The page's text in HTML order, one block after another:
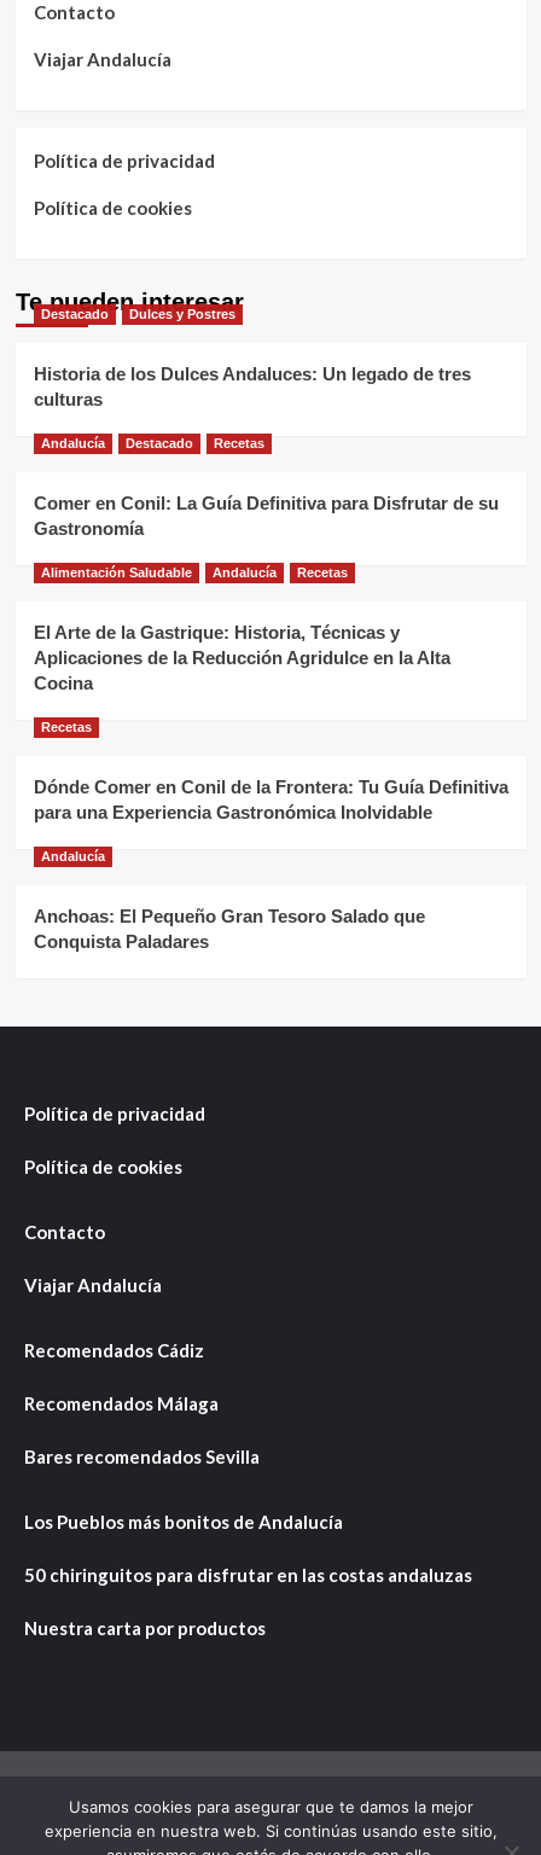
Contacto
Viajar Andalucía
Política de privacidad
Política de cookies
Te pueden interesar
Destacado Dulces y Postres
Historia de los Dulces Andaluces: Un legado de tres
culturas
Andalucía Destacado Recetas
Comer en Conil: La Guía Definitiva para Disfrutar de su
Gastronomía
Alimentación Saludable Andalucía Recetas
El Arte de la Gastrique: Historia, Técnicas y
Aplicaciones de la Reducción Agridulce en la Alta
Cocina
Recetas
Dónde Comer en Conil de la Frontera: Tu Guía Definitiva
para una Experiencia Gastronómica Inolvidable
Andalucía
Anchoas: El Pequeño Gran Tesoro Salado que
Conquista Paladares
Política de privacidad
Política de cookies
Contacto
Viajar Andalucía
Recomendados Cádiz
Recomendados Málaga
Bares recomendados Sevilla
Los Pueblos más bonitos de Andalucía
50 chiringuitos para disfrutar en las costas andaluzas
Nuestra carta por productos
Copyright © Todos los derechos reservados.|CoverNews
Usamos cookies para asegurar que te damos la mejor
experiencia en nuestra web. Si continúas usando este sitio,